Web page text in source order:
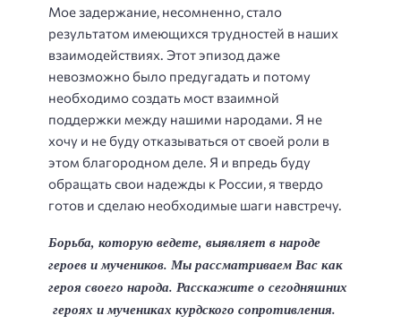
Мое задержание, несомненно, стало
результатом имеющихся трудностей в наших
взаимодействиях. Этот эпизод даже
невозможно было предугадать и потому
необходимо создать мост взаимной
поддержки между нашими народами. Я не
хочу и не буду отказываться от своей роли в
этом благородном деле. Я и впредь буду
обращать свои надежды к России, я твердо
готов и сделаю необходимые шаги навстречу.
Борьба, которую ведете, выявляет в народе
героев и мучеников. Мырассматриваем Васкак
героя своего народа. Расскажите о сегодняшних
героях и мучениках курдского сопротивления.